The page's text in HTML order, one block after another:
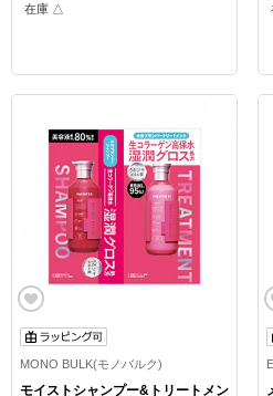
在庫 △
MONO BULK(モノバルク)
モイストシャンプー&トリートメン